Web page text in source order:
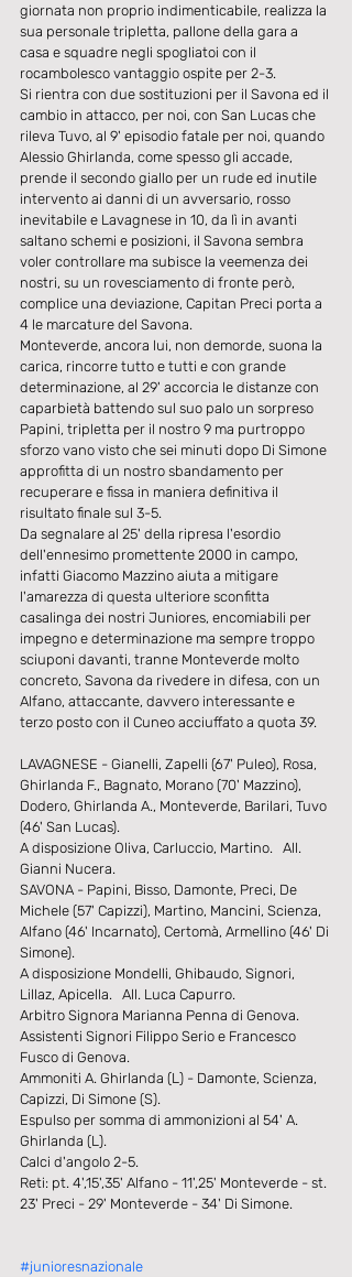
giornata non proprio indimenticabile, realizza la
sua personale tripletta, pallone della gara a
casa e squadre negli spogliatoi con il
rocambolesco vantaggio ospite per 2-3.
Si rientra con due sostituzioni per il Savona ed il
cambio in attacco, per noi, con San Lucas che
rileva Tuvo, al 9' episodio fatale per noi, quando
Alessio Ghirlanda, come spesso gli accade,
prende il secondo giallo per un rude ed inutile
intervento ai danni di un avversario, rosso
inevitabile e Lavagnese in 10, da lì in avanti
saltano schemi e posizioni, il Savona sembra
voler controllare ma subisce la veemenza dei
nostri, su un rovesciamento di fronte però,
complice una deviazione, Capitan Preci porta a
4 le marcature del Savona.
Monteverde, ancora lui, non demorde, suona la
carica, rincorre tutto e tutti e con grande
determinazione, al 29' accorcia le distanze con
caparbietà battendo sul suo palo un sorpreso
Papini, tripletta per il nostro 9 ma purtroppo
sforzo vano visto che sei minuti dopo Di Simone
approfitta di un nostro sbandamento per
recuperare e fissa in maniera definitiva il
risultato finale sul 3-5.
Da segnalare al 25' della ripresa l'esordio
dell'ennesimo promettente 2000 in campo,
infatti Giacomo Mazzino aiuta a mitigare
l'amarezza di questa ulteriore sconfitta
casalinga dei nostri Juniores, encomiabili per
impegno e determinazione ma sempre troppo
sciuponi davanti, tranne Monteverde molto
concreto, Savona da rivedere in difesa, con un
Alfano, attaccante, davvero interessante e
terzo posto con il Cuneo acciuffato a quota 39.
LAVAGNESE - Gianelli, Zapelli (67' Puleo), Rosa,
Ghirlanda F., Bagnato, Morano (70' Mazzino),
Dodero, Ghirlanda A., Monteverde, Barilari, Tuvo
(46' San Lucas).
A disposizione Oliva, Carluccio, Martino.   All.
Gianni Nucera.
SAVONA - Papini, Bisso, Damonte, Preci, De
Michele (57' Capizzi), Martino, Mancini, Scienza,
Alfano (46' Incarnato), Certomà, Armellino (46' Di
Simone).
A disposizione Mondelli, Ghibaudo, Signori,
Lillaz, Apicella.   All. Luca Capurro.
Arbitro Signora Marianna Penna di Genova.
Assistenti Signori Filippo Serio e Francesco
Fusco di Genova.
Ammoniti A. Ghirlanda (L) - Damonte, Scienza,
Capizzi, Di Simone (S).
Espulso per somma di ammonizioni al 54' A.
Ghirlanda (L).
Calci d'angolo 2-5.
Reti: pt. 4',15',35' Alfano - 11',25' Monteverde - st.
23' Preci - 29' Monteverde - 34' Di Simone.
#junioresnazionale